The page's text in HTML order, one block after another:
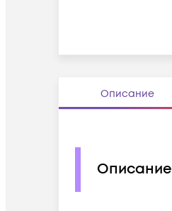
Описание
Описание